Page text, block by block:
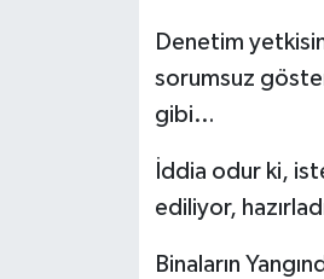
Denetim
sorumsuz
gibi…
İddia odur ki,
ediliyor,
Binaların